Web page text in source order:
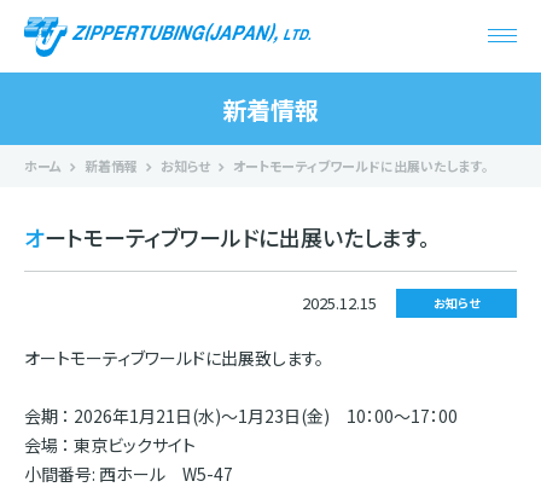
新着情報
ホーム 新着情報 お知らせ オートモーティブワールドに出展いたします。
オートモーティブワールドに出展いたします。
2025.12.15 お知らせ
オートモーティブワールドに出展致します。
会期 ： 2026年1月21日(水)～1月23日(金) 10：00～17：00
会場 ： 東京ビックサイト
小間番号: 西ホール W5-47